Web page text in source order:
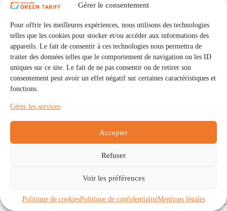
Gérer le consentement
Pour offrir les meilleures expériences, nous utilisons des technologies
telles que les cookies pour stocker et/ou accéder aux informations des
appareils. Le fait de consentir à ces technologies nous permettra de
traiter des données telles que le comportement de navigation ou les ID
uniques sur ce site. Le fait de ne pas consentir ou de retirer son
consentement peut avoir un effet négatif sur certaines caractéristiques et
fonctions.
Gérer les services
Accepter
Refuser
Voir les préférences
Politique de cookiesPolitique de confidentialitéMentions légales
Communautés
À propos
Politique de cookies (UE)